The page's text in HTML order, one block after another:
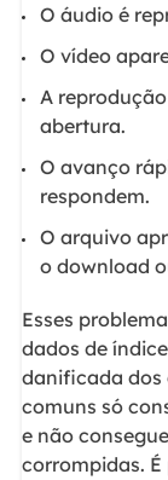
O áudio é
O vídeo
A
abertura.
O avanço
respondem.
O arquivo
o download
Esses
dados de
danificada dos
comuns só
e não
corrompidas.